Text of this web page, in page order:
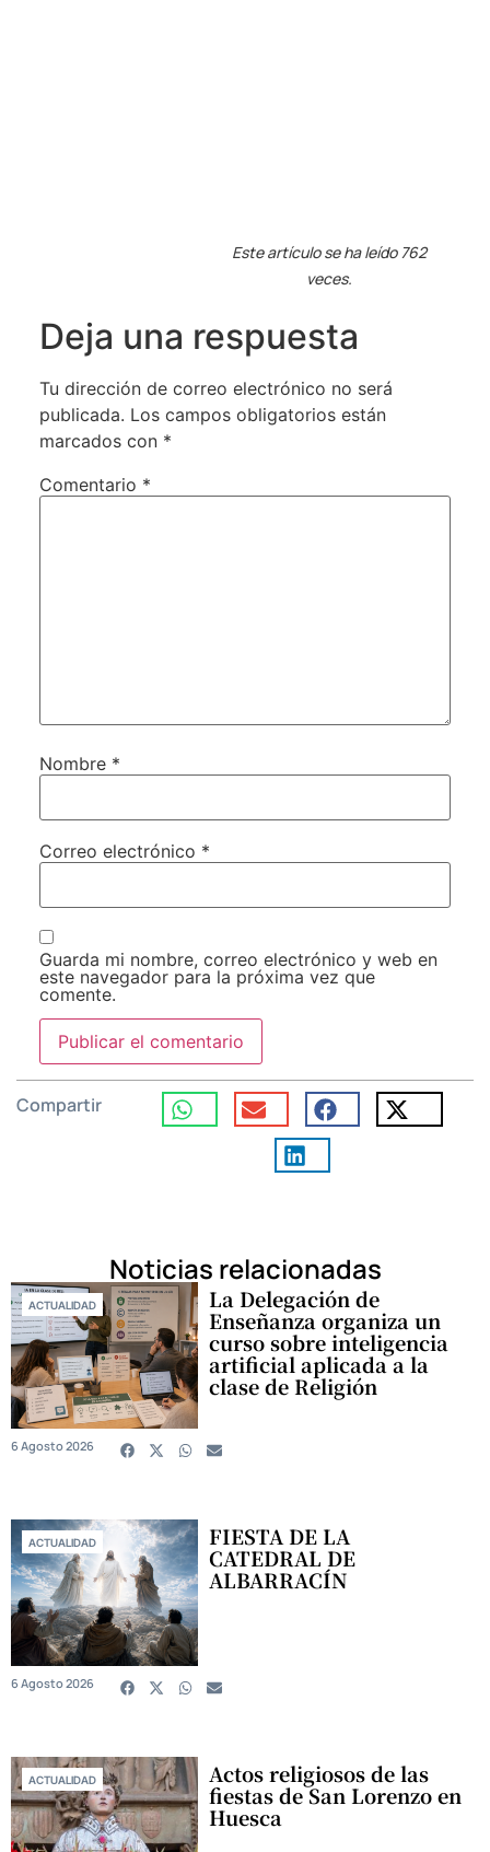
Este artículo se ha leído 762
veces.
Deja una respuesta
Tu dirección de correo electrónico no será
publicada. Los campos obligatorios están
marcados con *
Comentario *
Nombre *
Correo electrónico *
Guarda mi nombre, correo electrónico y web en
este navegador para la próxima vez que
comente.
Compartir
Noticias relacionadas
ACTUALIDAD La Delegación de
Enseñanza organiza un
curso sobre inteligencia
artificial aplicada a la
clase de Religión
6 Agosto 2026
ACTUALIDAD FIESTA DE LA
CATEDRAL DE
ALBARRACÍN
6 Agosto 2026
ACTUALIDAD Actos religiosos de las
fiestas de San Lorenzo en
Huesca